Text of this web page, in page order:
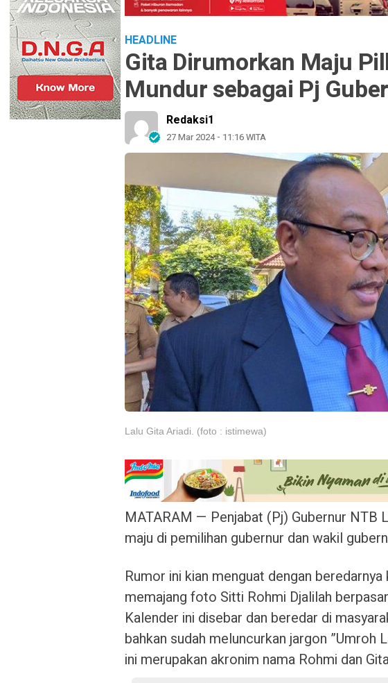
HEADLINE
Gita Dirumorkan Maju
Mundur sebagai Pj
Redaksi1
27 Mar 2024 - 11:16 WITA
Lalu Gita Ariadi. (foto : istimewa)
MATARAM — Penjabat (Pj) Gubernur NTB
maju di pemilihan gubernur dan wakil
Rumor ini kian menguat dengan
memajang foto Sitti Rohmi Djalilah
Kalender ini disebar dan beredar di
bahkan sudah meluncurkan jargon ”Umroh
ini merupakan akronim nama Rohmi dan